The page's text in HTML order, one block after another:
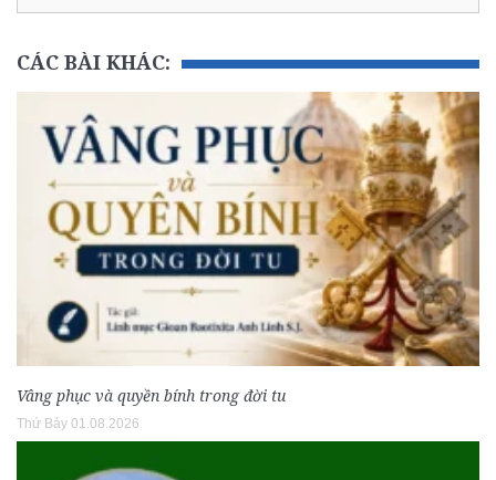
CÁC BÀI KHÁC:
Vâng phục và quyền bính trong đời tu
Thứ Bảy 01.08.2026